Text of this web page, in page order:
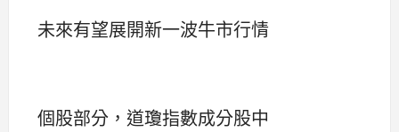
未來有望展開新一波牛市行情
個股部分，道瓊指數成分股中